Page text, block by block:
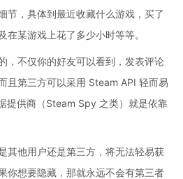
节，具体到最近收藏什么游戏，买了
在某游戏上花了多少小时等等。
，不仅你的好友可以看到，发表评论
且第三方可以采用 Steam API 轻而易
提供商（Steam Spy 之类）就是依靠
其他用户还是第三方，将无法轻易获
你想要隐藏，那就永远不会有第三者